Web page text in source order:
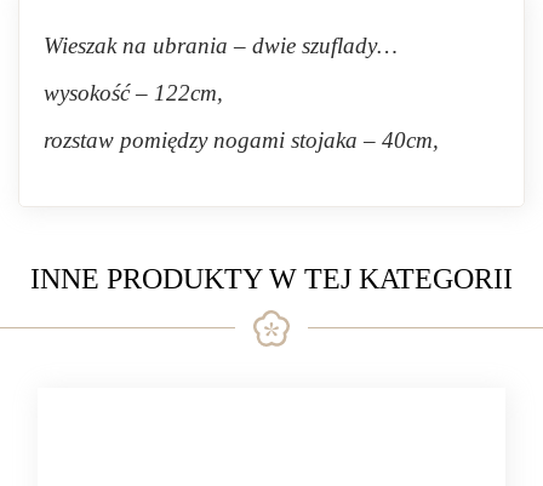
Wieszak na ubrania – dwie szuflady…
wysokość – 122cm,
rozstaw pomiędzy nogami stojaka – 40cm,
INNE PRODUKTY W TEJ KATEGORII